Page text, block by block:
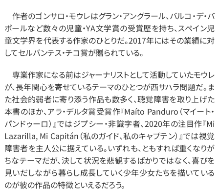
作者のゴンサロ・モウレはグラン・アングラール、バルコ・デ・バ
ポールなど数々の児童・YA文学賞の受賞歴を持ち、スペイン児
童文学界を代表する作家のひとりだ。2017年にはその業績に対
してセルバンテス・チコ賞が贈られている。
専業作家になる前はジャーナリストとして活動していたモウレ
が、長年関心を寄せているテーマのひとつが西サハラ問題だ。ま
た社会的弱者に寄り添う作品も数多く、聴覚障害を取り上げた
本書のほか、アラ・デルタ賞受賞作『Maíto Panduro（マイート・
パンドゥーロ）』ではジプシー・非識字者、2020年の注目作『Mi
Lazarilla, Mi Capitán（私のガイド、私のキャプテン）』では視覚
障害者を主人公に据えている。いずれも、ともすれば重くなりが
ちなテーマだが、決して状況を悲観するばかりではなく、喜びを
見いだしながら暮らし成長していく少年少女たちを描いている
のが彼の作品の特徴といえるだろう。